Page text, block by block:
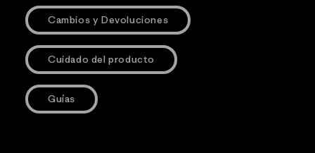
Cambios y Devoluciones
Cuidado del producto
Guías